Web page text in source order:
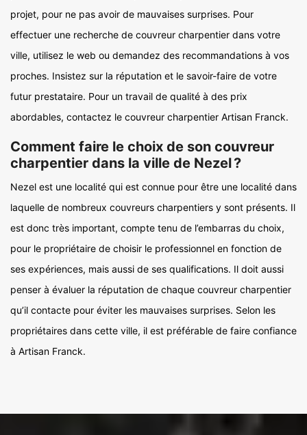
projet, pour ne pas avoir de mauvaises surprises. Pour
effectuer une recherche de couvreur charpentier dans votre
ville, utilisez le web ou demandez des recommandations à vos
proches. Insistez sur la réputation et le savoir-faire de votre
futur prestataire. Pour un travail de qualité à des prix
abordables, contactez le couvreur charpentier Artisan Franck.
Comment faire le choix de son couvreur
charpentier dans la ville de Nezel ?
Nezel est une localité qui est connue pour être une localité dans
laquelle de nombreux couvreurs charpentiers y sont présents. Il
est donc très important, compte tenu de l’embarras du choix,
pour le propriétaire de choisir le professionnel en fonction de
ses expériences, mais aussi de ses qualifications. Il doit aussi
penser à évaluer la réputation de chaque couvreur charpentier
qu’il contacte pour éviter les mauvaises surprises. Selon les
propriétaires dans cette ville, il est préférable de faire confiance
à Artisan Franck.